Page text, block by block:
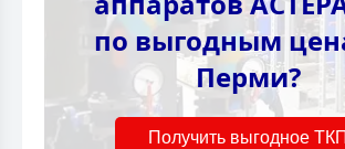
по выгодным
Перми?
Получить выгодное ТКП